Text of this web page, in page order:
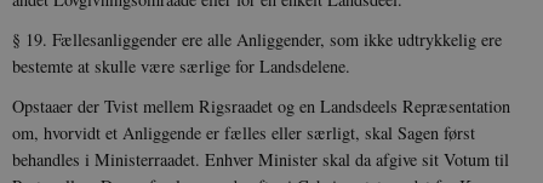
§ 19. Fællesanliggender ere alle Anliggender, som ikke udtryk­kelig ere
bestemte at skulle være særlige for Landsdelene.
Opstaaer der Tvist mellem Rigsraadet og en Landsdeels Re­præsentation
om, hvorvidt et Anliggende er fælles eller særligt, skal Sagen først
behandles i Ministerraadet. Enhver Minister skal da afgive sit Votum til